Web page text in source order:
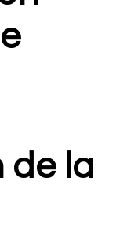
de la